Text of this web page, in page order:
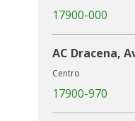
17900-000
AC Dracena,
Centro
17900-970